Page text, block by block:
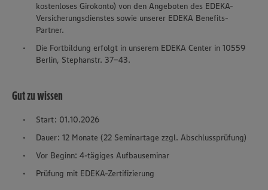
kostenloses Girokonto) von den Angeboten des EDEKA-
Versicherungsdienstes sowie unserer EDEKA Benefits-
Partner.
Die Fortbildung erfolgt in unserem EDEKA Center in 10559
Berlin, Stephanstr. 37-43.
Gut zu wissen
Start: 01.10.2026
Dauer: 12 Monate (22 Seminartage zzgl. Abschlussprüfung)
Vor Beginn: 4-tägiges Aufbauseminar
Prüfung mit EDEKA-Zertifizierung